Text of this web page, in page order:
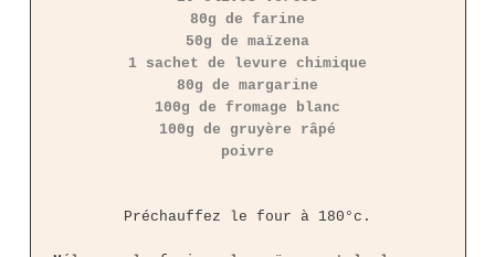
80g de farine
50g de maïzena
1 sachet de levure chimique
80g de margarine
100g de fromage blanc
100g de gruyère râpé
poivre
Préchauffez le four à 180°c.